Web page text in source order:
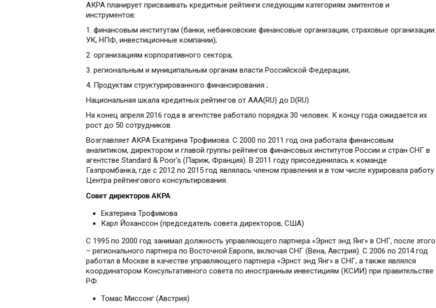
АКРА планирует присваивать кредитные рейтинги следующим категориям эмитентов и
инструментов:
1. финансовым институтам (банки, небанковские финансовые организации, страховые организации:
УК, НПФ, инвестиционные компании);
2. организациям корпоративного сектора;
3. региональным и муниципальным органам власти Российской Федерации;
4. Продуктам структурированного финансирования ;
Национальная шкала кредитных рейтингов от ААА(RU) до D(RU)
На конец апреля 2016 года в агентстве работало порядка 30 человек. К концу года ожидается их
рост до 50 сотрудников.
Возглавляет АКРА Екатерина Трофимова. С 2000 по 2011 год она работала финансовым
аналитиком, директором и главой группы рейтингов финансовых институтов России и стран СНГ в
агентстве Standard & Poor's (Париж, Франция). В 2011 году присоединилась к команде
Газпромбанка, где с 2012 по 2015 год являлась членом правления и в том числе курировала работу
Центра рейтингового консультирования.
Совет директоров АКРА
Екатерина Трофимова
Карл Йоханссон (председатель совета директоров, США)
С 1995 по 2000 год занимал должность управляющего партнера «Эрнст энд Янг» в СНГ, после этого
– регионального партнера по Восточной Европе, включая СНГ (Вена, Австрия). С 2006 по 2014 год
работал в Москве в качестве управляющего партнера «Эрнст энд Янг» в СНГ, а также являлся
координатором Консультативного совета по иностранным инвестициям (КСИИ) при правительстве
РФ.
Томас Миссонг (Австрия)